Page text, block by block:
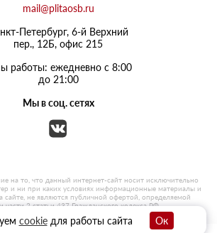
mail@plitaosb.ru
Петербург, 6-й Верхний
пер., 12Б, офис 215
работы: ежедневно с 8:00
до 21:00
Мы в соц. сетях
cookieдля работы сайта Ок